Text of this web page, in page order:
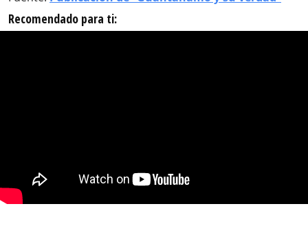
Recomendado para ti: